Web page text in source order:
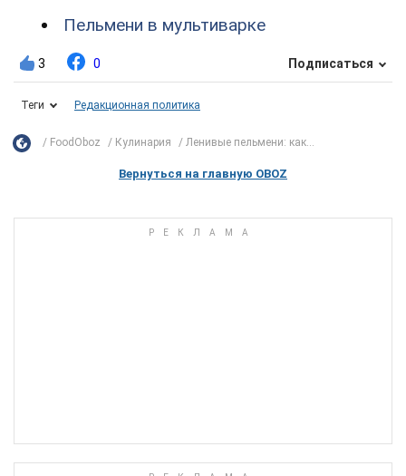
Пельмени в мультиварке
3 0 Подписаться
Теги Редакционная политика
FoodOboz Кулинария Ленивые пельмени: как...
Вернуться на главную OBOZ